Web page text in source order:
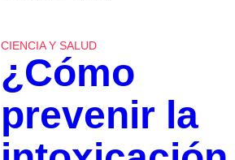
CIENCIA Y SALUD
¿Cómo
prevenir la